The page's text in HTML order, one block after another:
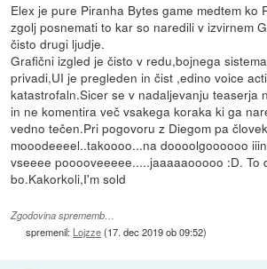
Elex je pure Piranha Bytes game medtem ko
zgolj posnemati to kar so naredili v izvirnem
čisto drugi ljudje.
Grafični izgled je čisto v redu,bojnega
privadi,UI je pregleden in čist ,edino voice
katastrofaln.Sicer se v nadaljevanju teaserja
in ne komentira več vsakega koraka ki ga
vedno tečen.Pri pogovoru z Diegom pa
mooodeeeel..takoooo...na doooolgoooooo
vseeee pooooveeeee.....jaaaaaooooo :D. To
bo.Kakorkoli,I'm sold
Zgodovina sprememb…
spremenil: Lojzze(17. dec 2019 ob 09:52)